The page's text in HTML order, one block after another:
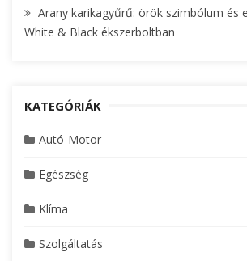
Arany karikagyűrű: örök szimbólum és
White & Black ékszerboltban
KATEGÓRIÁK
Autó-Motor
Egészség
Klíma
Szolgáltatás